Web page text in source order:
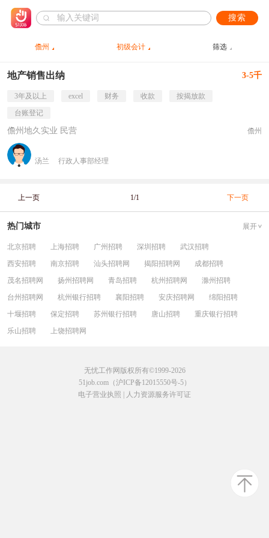
搜索
儋州 初级会计 筛选
地产销售出纳 3-5千
3年及以上 excel 财务 收款
按揭放款
台账登记
儋州地久实业 民营 儋州
汤兰 行政人事部经理
上一页 1/1 下一页
热门城市 展开
北京招聘 上海招聘 广州招聘 深圳招聘
武汉招聘
西安招聘
南京招聘 汕头招聘网 揭阳招聘网
成都招聘
茂名招聘网
扬州招聘网 青岛招聘 杭州招聘网
滁州招聘
台州招聘网
杭州银行招聘 襄阳招聘 安庆招聘网
绵阳招聘
十堰招聘
保定招聘 苏州银行招聘 唐山招聘
重庆银行招聘
乐山招聘
上饶招聘网
无忧工作网版权所有©1999-2026
51job.com（沪ICP备12015550号-5）
电子营业执照
人力资源服务许可证